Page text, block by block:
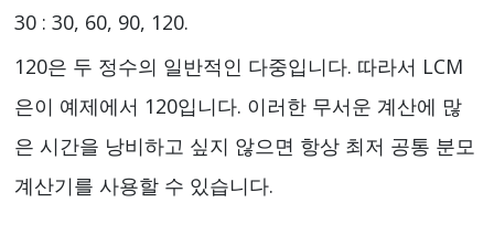
30 : 30, 60, 90, 120.
120은 두 정수의 일반적인 다중입니다. 따라서 LCM
은이 예제에서 120입니다. 이러한 무서운 계산에 많
은 시간을 낭비하고 싶지 않으면 항상 최저 공통 분모
계산기를 사용할 수 있습니다.